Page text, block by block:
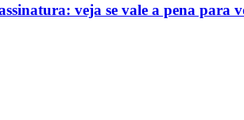
veja se vale a pena para